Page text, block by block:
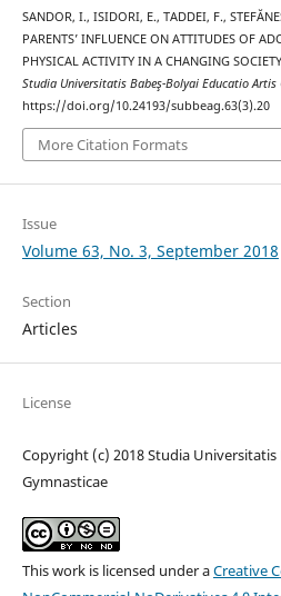
SANDOR, I., ISIDORI, E., TADDEI, F.,
PARENTS’ INFLUENCE ON ATTITUDES OF
PHYSICAL ACTIVITY IN A CHANGING
Studia Universitatis Babeş-Bolyai Educatio Artis
https://doi.org/10.24193/subbeag.63(3).20
More Citation Formats
Issue
Volume 63, No. 3, September 2018
Section
Articles
License
Copyright (c) 2018 Studia Universitatis
Gymnasticae
This work is licensed under aCreative